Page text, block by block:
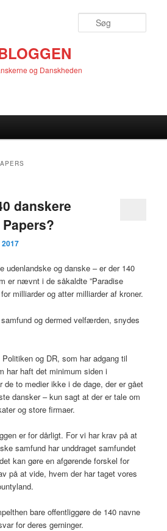
og Danskheden
danskere
udenlandske og danske – er der 140
er nævnt i de såkaldte ”Paradise
milliarder og atter milliarder af kroner.
og dermed velfærden, snydes
og DR, som har adgang til
har haft det minimum siden i
de to medier ikke i de dage, der er gået
dansker – kun sagt at der er tale om
og store firmaer.
er for dårligt. For vi har krav på at
samfund har unddraget samfundet
kan gøre en afgørende forskel for
på at vide, hvem der har taget vores
bare offentliggøre de 140 navne
for deres gerninger.